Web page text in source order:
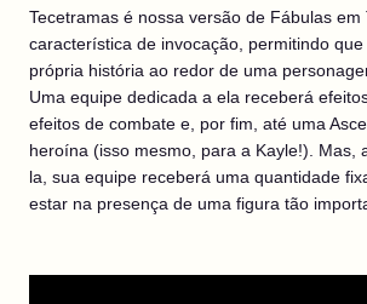
Tecetramas é nossa versão de Fábulas em
característica de invocação, permitindo
própria história ao redor de uma
Uma equipe dedicada a ela receberá
efeitos de combate e, por fim, até uma
heroína (isso mesmo, para a Kayle!). Mas,
la, sua equipe receberá uma quantidade
estar na presença de uma figura tão